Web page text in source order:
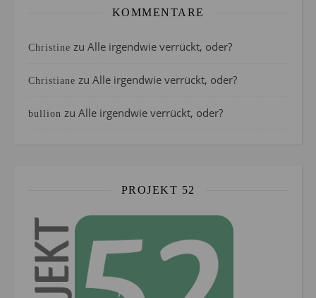
KOMMENTARE
Christine zu Alle irgendwie verrückt, oder?
Christiane zu Alle irgendwie verrückt, oder?
bullion zu Alle irgendwie verrückt, oder?
PROJEKT 52